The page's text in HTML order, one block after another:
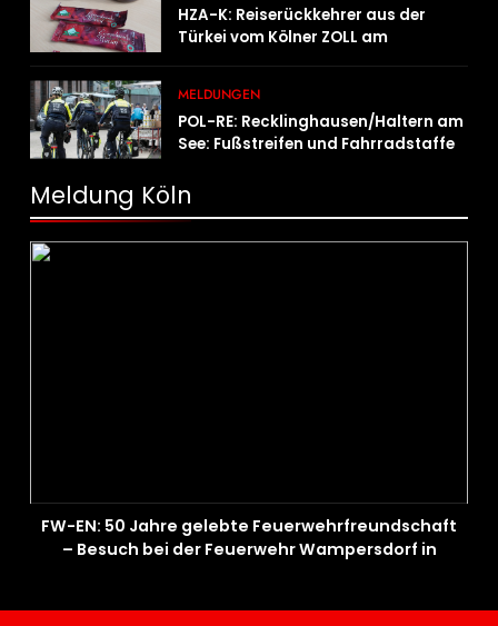
HZA-K: Reiserückkehrer aus der
Türkei vom Kölner ZOLL am
Trend hält an
MELDUNGEN
POL-RE: Recklinghausen/Haltern am
See: Fußstreifen und Fahrradstaffel
Meldung Köln
FW-EN: 50 Jahre gelebte Feuerwehrfreundschaft
– Besuch bei der Feuerwehr Wampersdorf in